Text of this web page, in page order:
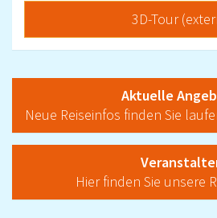
3D-Tour
Aktuelle
Neue Reiseinfos finden Sie
Hier finden Sie unsere